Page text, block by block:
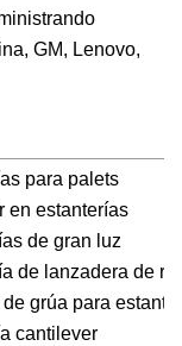
GM, Lenovo,
para palets
en estanterías
de gran luz
de lanzadera de
grúa para
cantilever